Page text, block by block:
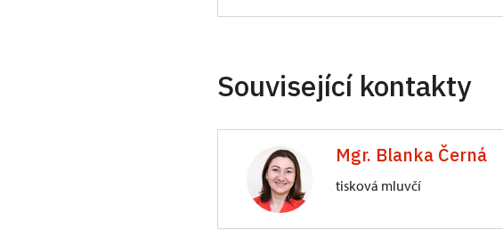
Související kontakty
Mgr. Blanka Černá
tisková mluvčí